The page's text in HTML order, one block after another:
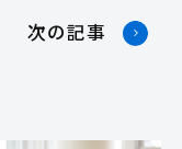
せ
次の記事